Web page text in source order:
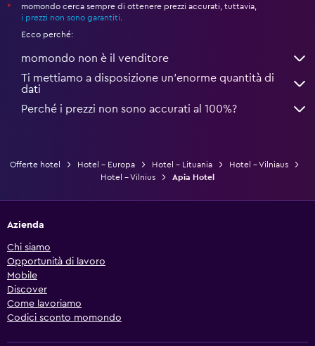
*
momondo cerca sempre di ottenere prezzi accurati, tuttavia,
i prezzi non sono garantiti
Ecco perché:
momondo non è il venditore
Ti mettiamo a disposizione un’enorme quantità di
dati
Perché i prezzi non sono accurati al 100%?
Offerte hotel Hotel - Europa Hotel - Lituania
Hotel - Vilniaus
Hotel - Vilnius
Apia Hotel
Azienda
Chi siamo
Opportunità di lavoro
Mobile
Discover
Come lavoriamo
Codici sconto momondo